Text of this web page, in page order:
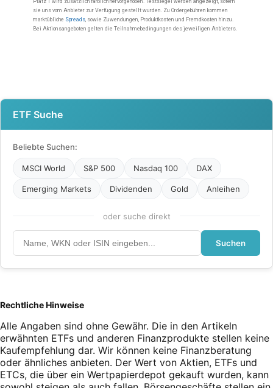
ETF Suche
Beliebte Suchen:
MSCI World S&P 500 Nasdaq 100 DAX
Emerging Markets Dividenden Gold Anleihen
oder suche direkt
Suchen
Rechtliche Hinweise
Alle Angaben sind ohne Gewähr. Die in den Artikeln
erwähnten ETFs und anderen Finanzprodukte stellen keine
Kaufempfehlung dar. Wir können keine Finanzberatung
oder ähnliches anbieten. Der Wert von Aktien, ETFs und
ETCs, die über ein Wertpapierdepot gekauft wurden, kann